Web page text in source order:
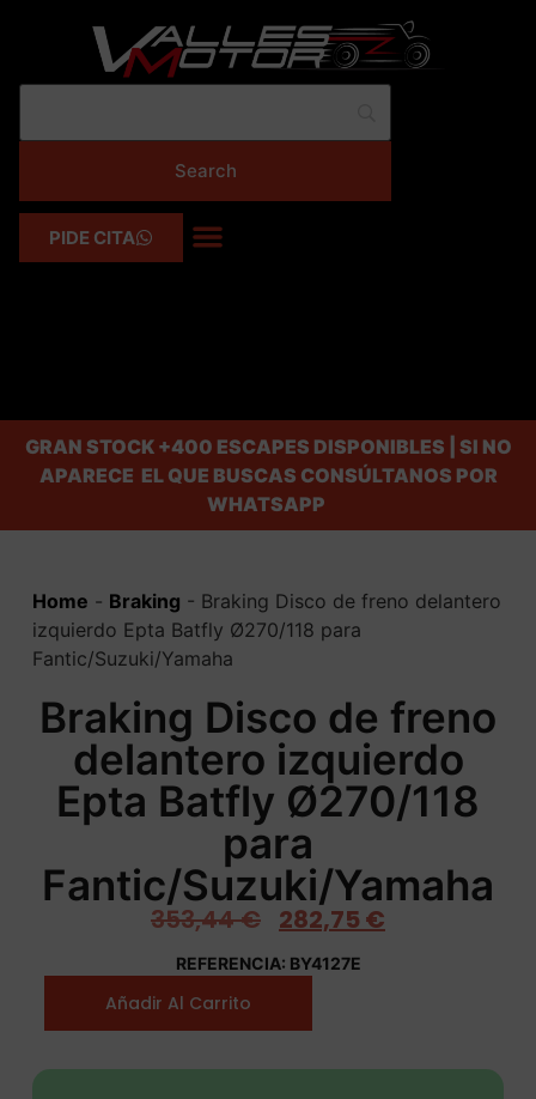
PIDE CITA
GRAN STOCK+400 ESCAPES DISPONIBLES | SI NO
APARECE EL QUE BUSCAS CONSÚLTANOS POR
WHATSAPP
Home - Braking - Braking Disco de freno delantero
izquierdo Epta Batfly Ø270/118 para
Fantic/Suzuki/Yamaha
Braking Disco de freno
delantero izquierdo
Epta Batfly Ø270/118
para
Fantic/Suzuki/Yamaha
353,44€ 282,75 €
REFERENCIA: BY4127E
Añadir Al Carrito